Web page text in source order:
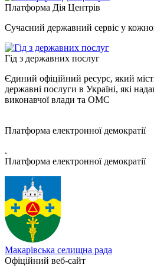
Платформа Дія Центрів
Сучасний державний сервіс у
Гід з державних послуг
Єдиний офіційний ресурс, який
державні послуги в Україні, які
виконавчої влади та ОМС
Платформа електронної демократії
.
Платформа електронної демократії
Макарівська селищна рада
Офіційний веб-сайт